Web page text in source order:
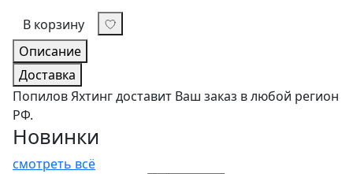
В корзину
Описание
Доставка
Попилов Яхтинг доставит Ваш заказ в любой регион
РФ.
Новинки
смотреть всё